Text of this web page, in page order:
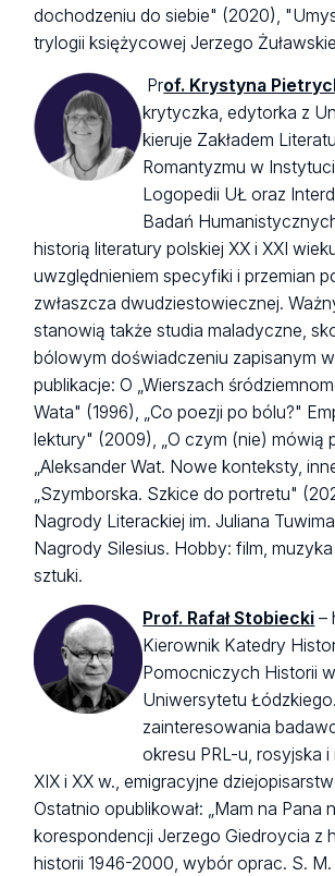
dochodzeniu do siebie" (2020),
trylogii księżycowej Jerzego
Prof. Krystyna
krytyczka, edytorka z
kieruje Zakładem
Romantyzmu w
Logopedii UŁ oraz
Badań
historią literatury polskiej XX i XXI
uwzględnieniem specyfiki i przemian
zwłaszcza dwudziestowiecznej.
stanowią także studia maladyczne,
bólowym doświadczeniu zapisanym
publikacje: O „Wierszach
Wata" (1996), „Co poezji po bólu?"
lektury" (2009), „O czym (nie) mówią
„Aleksander Wat. Nowe konteksty,
„Szymborska. Szkice do portretu"
Nagrody Literackiej im. Juliana
Nagrody Silesius. Hobby: film,
sztuki.
Prof. Rafał Stobiecki –
Kierownik Katedry
Pomocniczych Historii
Uniwersytetu
zainteresowania
okresu PRL-u, rosyjska
XIX i XX w., emigracyjne
Ostatnio opublikował: „Mam na
korespondencji Jerzego Giedroycia z
historii 1946-2000, wybór oprac. S.